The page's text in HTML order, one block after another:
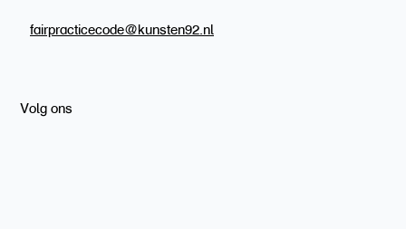
fairpracticecode@kunsten92.nl
Volg ons